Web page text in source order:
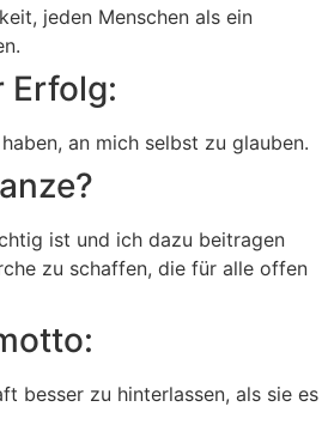
jeden Menschen als ein
Erfolg:
an mich selbst zu glauben.
ist und ich dazu beitragen
zu schaffen, die für alle offen
besser zu hinterlassen, als sie es